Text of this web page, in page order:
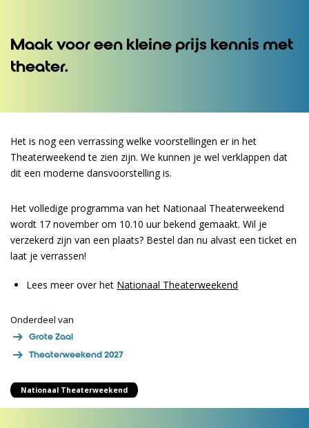
Maak voor een kleine prijs kennis met
theater.
Het is nog een verrassing welke voorstellingen er in het
Theaterweekend te zien zijn. We kunnen je wel verklappen dat
dit een moderne dansvoorstelling is.
Het volledige programma van het Nationaal Theaterweekend
wordt 17 november om 10.10 uur bekend gemaakt. Wil je
verzekerd zijn van een plaats? Bestel dan nu alvast een ticket en
laat je verrassen!
Lees meer over het Nationaal Theaterweekend
Onderdeel van
Grote Zaal
Theaterweekend 2027
Nationaal Theaterweekend